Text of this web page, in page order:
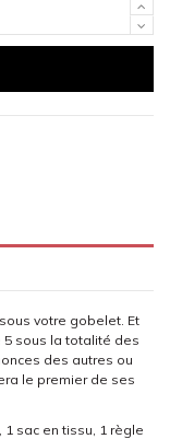
votre gobelet. Et
5 sous la totalité des
des autres ou
le premier de ses
sac en tissu, 1 règle